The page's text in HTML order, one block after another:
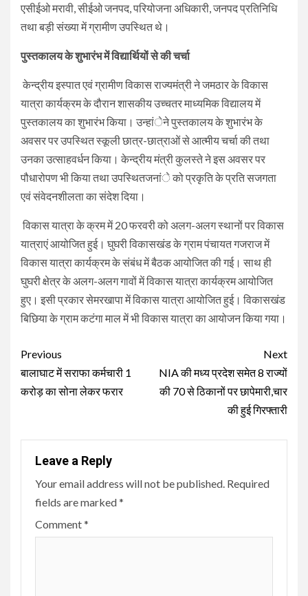
एसीईओ मरावी, सीईओ जनपद, परियोजना अधिकारी, जनपद प्रतिनिधि
तथा बड़ी संख्या में ग्रामीण उपस्थित थे।
पुस्तकालय के शुभारंभ में विद्यार्थियों से की चर्चा
केन्द्रीय इस्पात एवं ग्रामीण विकास राज्यमंत्री ने जमठार के विकास
यात्रा कार्यक्रम के दौरान शासकीय उच्चतर माध्यमिक विद्यालय में
पुस्तकालय का शुभारंभ किया। उन्हांेने पुस्तकालय के शुभारंभ के
अवसर पर उपस्थित स्कूली छात्र-छात्राओं से आत्मीय चर्चा की तथा
उनका उत्साहवर्धन किया। केन्द्रीय मंत्री कुलस्ते ने इस अवसर पर
पौधारोपण भी किया तथा उपस्थितजनांे को प्रकृति के प्रति सजगता
एवं संवेदनशीलता का संदेश दिया।
विकास यात्रा के क्रम में 20 फरवरी को अलग-अलग स्थानों पर विकास
यात्राएं आयोजित हुई। घुघरी विकासखंड के ग्राम पंचायत गजराज में
विकास यात्रा कार्यक्रम के संबंध में बैठक आयोजित की गई। साथ ही
घुघरी क्षेत्र के अलग-अलग गावों में विकास यात्रा कार्यक्रम आयोजित
हुए। इसी प्रकार सेमरखापा में विकास यात्रा आयोजित हुई। विकासखंड
बिछिया के ग्राम कटंगा माल में भी विकास यात्रा का आयोजन किया गया।
Continue
Reading
Previous
बालाघाट में सराफा कर्मचारी 1
करोड़ का सोना लेकर फरार
Next
NIA की मध्य प्रदेश समेत 8 राज्यों
की 70 से ठिकानों पर छापेमारी,चार
की हुई गिरफ्तारी
Leave a Reply
Your email address will not be published. Required
fields are marked*
Comment*